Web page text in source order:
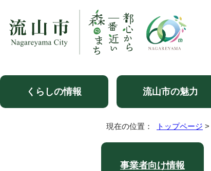
くらしの情報 流山市の魅力
現在の位置： トップページ >
事業者向け情報